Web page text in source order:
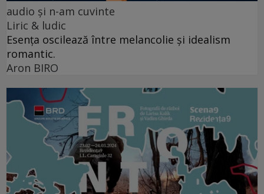
audio şi n-am cuvinte
Liric & ludic
Esența oscilează între melancolie și idealism
romantic.
Aron BIRO